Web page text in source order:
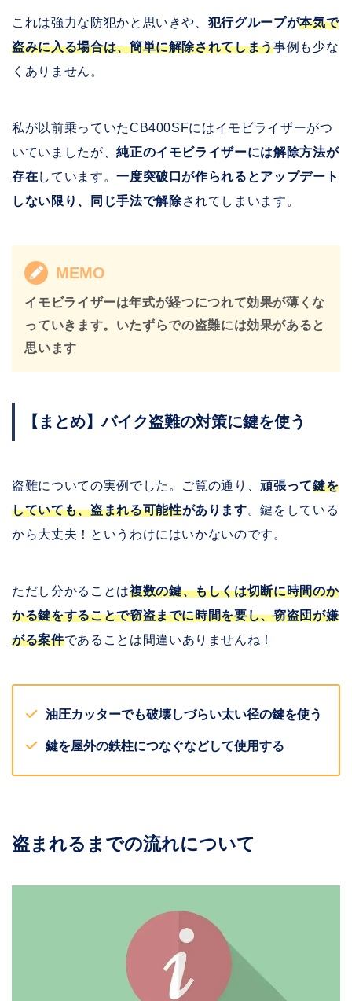
これは強力な防犯かと思いきや、 犯行グループが本気で
盗みに入る場合は、簡単に解除されてしまう事例も少な
くありません。
私が以前乗っていたCB400SFにはイモビライザーがつ
いていましたが、純正のイモビライザーには解除方法が
存在しています。一度突破口が作られるとアップデート
しない限り、同じ手法で解除されてしまいます。
MEMO
イモビライザーは年式が経つにつれて効果が薄くな
っていきます。いたずらでの盗難には効果があると
思います
【まとめ】バイク盗難の対策に鍵を使う
盗難についての実例でした。ご覧の通り、頑張って鍵を
していても、盗まれる可能性があります。鍵をしている
から大丈夫！というわけにはいかないのです。
ただし分かることは複数の鍵、もしくは切断に時間のか
かる鍵をすることで窃盗までに時間を要し、窃盗団が嫌
がる案件であることは間違いありませんね！
油圧カッターでも破壊しづらい太い径の鍵を使う
鍵を屋外の鉄柱につなぐなどして使用する
盗まれるまでの流れについて